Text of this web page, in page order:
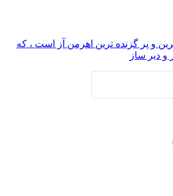
و پر گزنده ترین اهرمن آز است ، که
دیر ساز